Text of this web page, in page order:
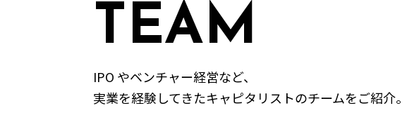
TEAM
IPO やベンチャー経営など、
実業を経験してきたキャピタリストのチームをご紹介。